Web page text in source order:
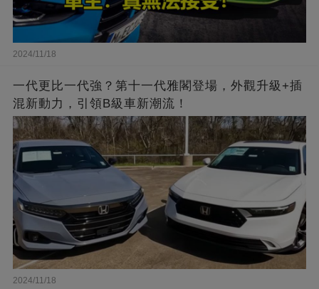
2024/11/18
一代更比一代強？第十一代雅閣登場，外觀升級+插
混新動力，引領B級車新潮流！
2024/11/18